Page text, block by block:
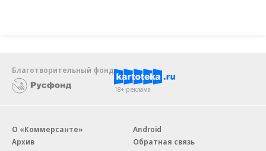
Благотворительный фонд
18+ реклама
О «Коммерсанте»
Архив
Android
Обратная связь